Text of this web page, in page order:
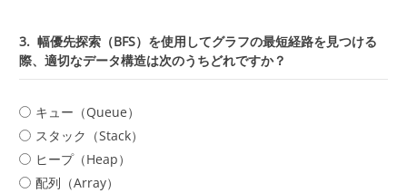
3. 幅優先探索（BFS）を使用してグラフの最短経路を見つける
際、適切なデータ構造は次のうちどれですか？
キュー（Queue）
スタック（Stack）
ヒープ（Heap）
配列（Array）